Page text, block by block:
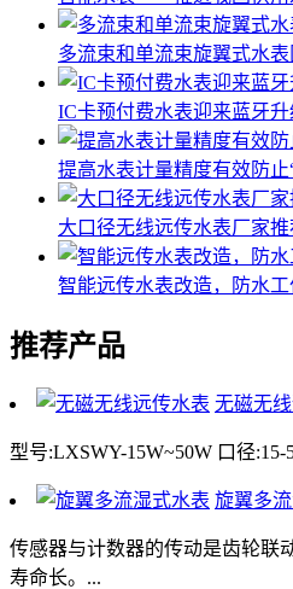
多流束和单流束旋翼式水表
IC卡预付费水表迎来蓝牙
提高水表计量精度有效防止
大口径无线远传水表厂家推
智能远传水表改造，防水工
推荐产品
无磁无
型号:LXSWY-15W~50W 口径
旋翼多
传感器与计数器的传动是齿轮联
寿命长。...